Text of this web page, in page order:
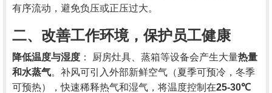
有序流动，避免负压或正压过大。
二、改善工作环境，保护员工健康
降低温度与湿度 ： 厨房灶具、蒸箱等设备会产生大量热量
和水蒸气。补风可引入外部新鲜空气（夏季可预冷，冬季
可预热），快速稀释热气和湿气，将温度控制在25-30℃